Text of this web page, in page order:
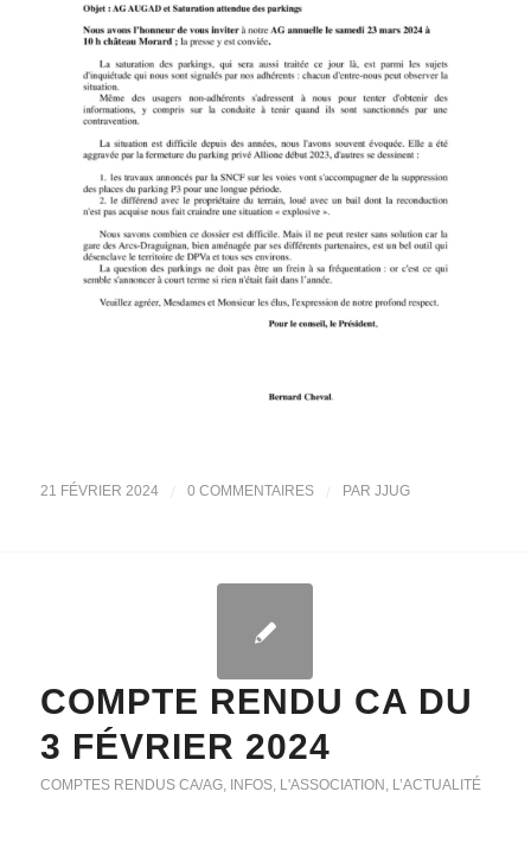
21 FÉVRIER 2024 / 0 COMMENTAIRES / PAR JJUG
COMPTE RENDU CA DU
3 FÉVRIER 2024
COMPTES RENDUS CA/AG, INFOS, L'ASSOCIATION , L’ACTUALITÉ